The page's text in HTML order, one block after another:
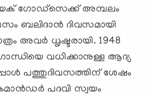
ഗോഡ്സെക്ക് അമ്പലം
ബലിദാന്‍ ദിവസമായി
അവര്‍ ധൃഷ്ടരായി. 1948
വധിക്കാനുള്ള ആദ്യ
പത്തുദിവസത്തിന് ശേഷം
പദവി സ്വയം